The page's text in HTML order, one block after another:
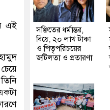
এই
সঞ্জিতের ধর্মান্তর,
বিয়ে, ২০ লাখ টাকা
ও পিতৃপরিচয়ের
জটিলতা ও প্রতারণা